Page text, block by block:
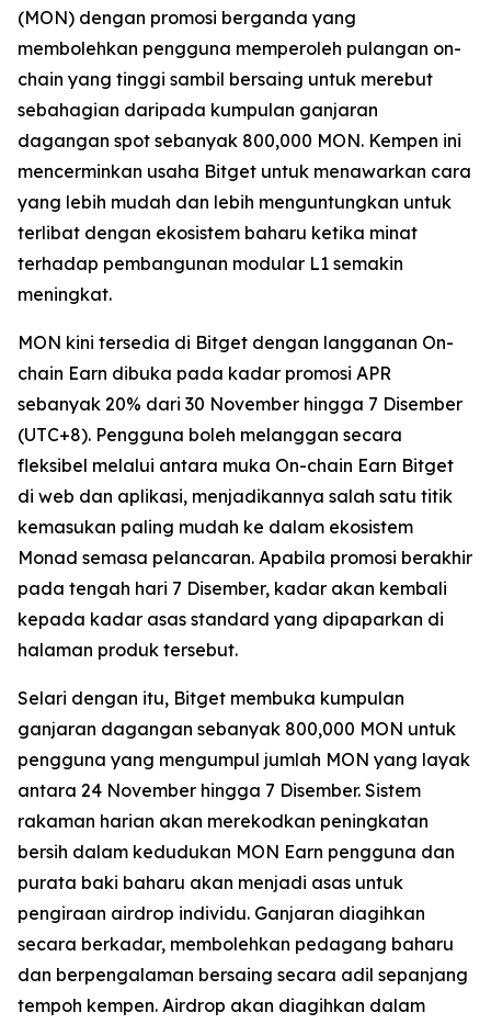
(MON) dengan promosi berganda yang
membolehkan pengguna memperoleh pulangan on-
chain yang tinggi sambil bersaing untuk merebut
sebahagian daripada kumpulan ganjaran
dagangan spot sebanyak 800,000 MON. Kempen ini
mencerminkan usaha Bitget untuk menawarkan cara
yang lebih mudah dan lebih menguntungkan untuk
terlibat dengan ekosistem baharu ketika minat
terhadap pembangunan modular L1 semakin
meningkat.
MON kini tersedia di Bitget dengan langganan On-
chain Earn dibuka pada kadar promosi APR
sebanyak 20% dari 30 November hingga 7 Disember
(UTC+8). Pengguna boleh melanggan secara
fleksibel melalui antara muka On-chain Earn Bitget
di web dan aplikasi, menjadikannya salah satu titik
kemasukan paling mudah ke dalam ekosistem
Monad semasa pelancaran. Apabila promosi berakhir
pada tengah hari 7 Disember, kadar akan kembali
kepada kadar asas standard yang dipaparkan di
halaman produk tersebut.
Selari dengan itu, Bitget membuka kumpulan
ganjaran dagangan sebanyak 800,000 MON untuk
pengguna yang mengumpul jumlah MON yang layak
antara 24 November hingga 7 Disember. Sistem
rakaman harian akan merekodkan peningkatan
bersih dalam kedudukan MON Earn pengguna dan
purata baki baharu akan menjadi asas untuk
pengiraan airdrop individu. Ganjaran diagihkan
secara berkadar, membolehkan pedagang baharu
dan berpengalaman bersaing secara adil sepanjang
tempoh kempen. Airdrop akan diagihkan dalam